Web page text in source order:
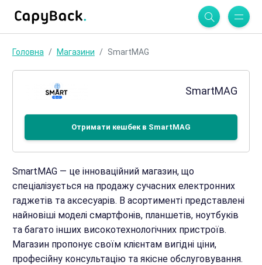
Головна Магазини SmartMAG
SmartMAG
Отримати кешбек в SmartMAG
SmartMAG — це інноваційний магазин, що
спеціалізується на продажу сучасних електронних
гаджетів та аксесуарів. В асортименті представлені
найновіші моделі смартфонів, планшетів, ноутбуків
та багато інших високотехнологічних пристроїв.
Магазин пропонує своїм клієнтам вигідні ціни,
професійну консультацію та якісне обслуговування.